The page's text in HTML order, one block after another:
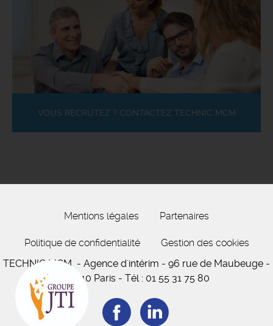
VOUS RECRUTEZ ? CONTACTEZ TECHNIC MCM
Mentions légales Partenaires
Politique de confidentialité
Gestion des cookies
TECHNIC MCM - Agence d'intérim - 96 rue de Maubeuge -
75010 Paris - Tél : 01 55 31 75 80